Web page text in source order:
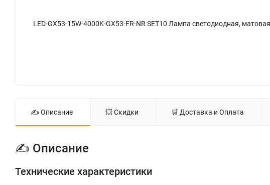
✍ Описание 💥 Скидки 🛒 Доставка и Оплата
✍ Описание
Технические характеристики